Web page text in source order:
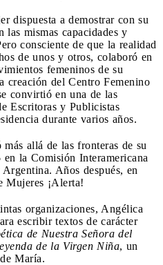
dispuesta a demostrar con su
las mismas capacidades y
consciente de que la realidad
de unos y otros, colaboró en
femeninos de su
creación del Centro Femenino
convirtió en una de las
Escritoras y Publicistas
durante varios años.
allá de las fronteras de su
la Comisión Interamericana
Años después, en
Mujeres ¡Alerta!
organizaciones, Angélica
escribir textos de carácter
de Nuestra Señora del
de la Virgen Niña, un
María.